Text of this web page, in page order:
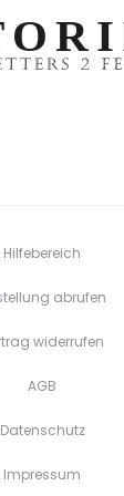
Hilfebereich
abrufen
widerrufen
AGB
Datenschutz
Impressum